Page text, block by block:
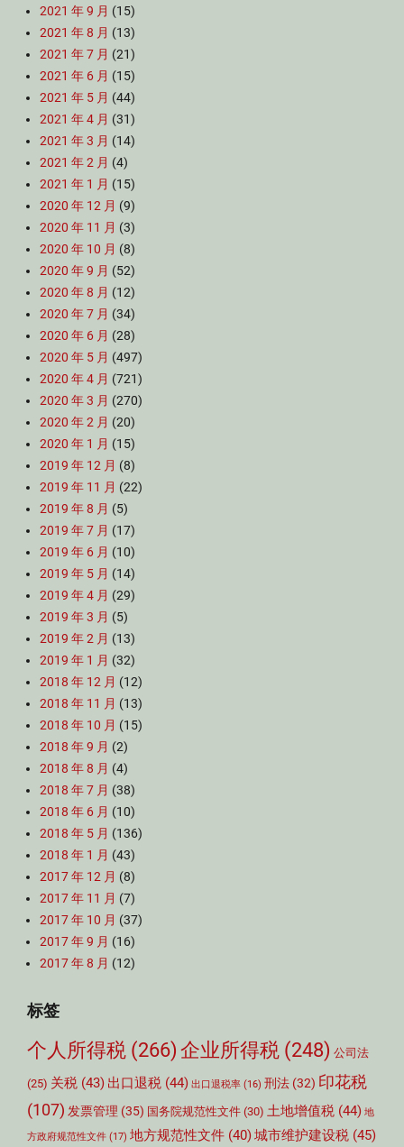
2021 年 9 月 (15)
2021 年 8 月 (13)
2021 年 7 月 (21)
2021 年 6 月 (15)
2021 年 5 月 (44)
2021 年 4 月 (31)
2021 年 3 月 (14)
2021 年 2 月 (4)
2021 年 1 月 (15)
2020 年 12 月 (9)
2020 年 11 月 (3)
2020 年 10 月 (8)
2020 年 9 月 (52)
2020 年 8 月 (12)
2020 年 7 月 (34)
2020 年 6 月 (28)
2020 年 5 月 (497)
2020 年 4 月 (721)
2020 年 3 月 (270)
2020 年 2 月 (20)
2020 年 1 月 (15)
2019 年 12 月 (8)
2019 年 11 月 (22)
2019 年 8 月 (5)
2019 年 7 月 (17)
2019 年 6 月 (10)
2019 年 5 月 (14)
2019 年 4 月 (29)
2019 年 3 月 (5)
2019 年 2 月 (13)
2019 年 1 月 (32)
2018 年 12 月 (12)
2018 年 11 月 (13)
2018 年 10 月 (15)
2018 年 9 月 (2)
2018 年 8 月 (4)
2018 年 7 月 (38)
2018 年 6 月 (10)
2018 年 5 月 (136)
2018 年 1 月 (43)
2017 年 12 月 (8)
2017 年 11 月 (7)
2017 年 10 月 (37)
2017 年 9 月 (16)
2017 年 8 月 (12)
标签
个人所得税 (266) 企业所得税 (248) 公司法
(25) 关税 (43) 出口退税 (44) 出口退税率 (16) 刑法 (32) 印花税
(107) 发票管理 (35) 国务院规范性文件 (30) 土地增值税 (44) 地
方政府规范性文件 (17) 地方规范性文件 (40)城市维护建设税 (45)